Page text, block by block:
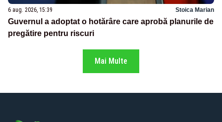
6 aug. 2026, 15:39 Stoica Marian
Guvernul a adoptat o hotărâre care aprobă planurile de
pregătire pentru riscuri
Mai Multe